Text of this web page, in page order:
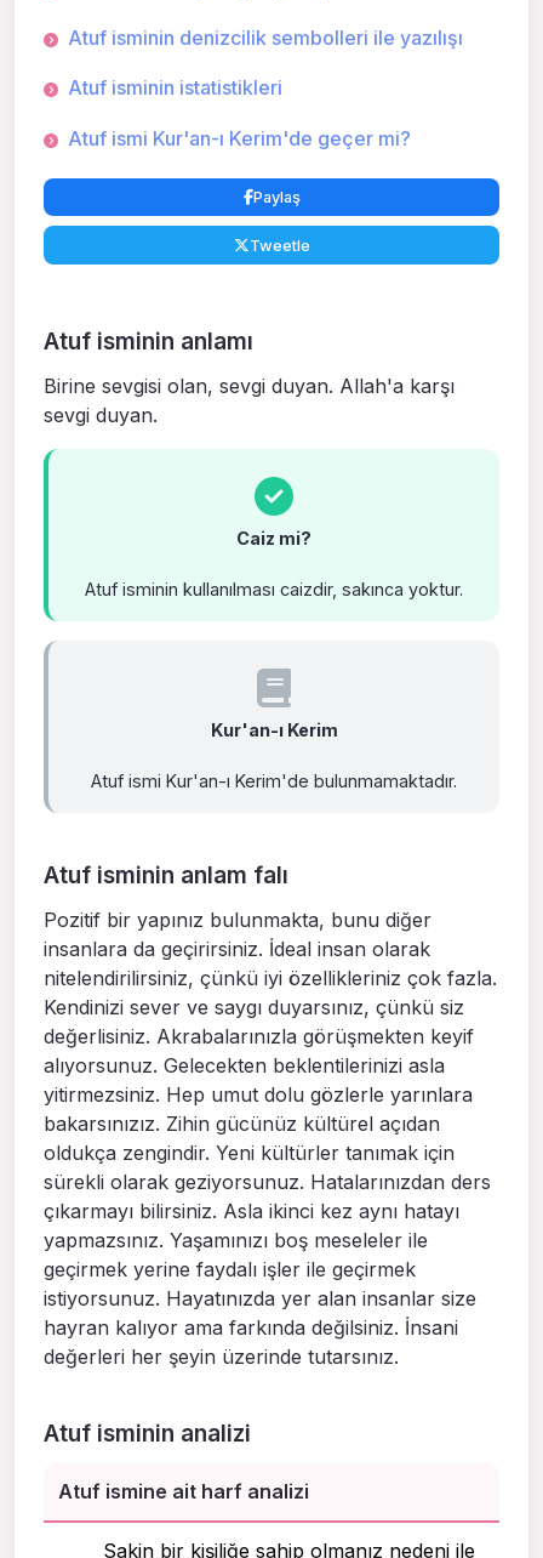
Atuf isminin denizcilik sembolleri ile yazılışı
Atuf isminin istatistikleri
Atuf ismi Kur'an-ı Kerim'de geçer mi?
Paylaş
Tweetle
Atuf isminin anlamı
Birine sevgisi olan, sevgi duyan. Allah'a karşı
sevgi du­yan.
Caiz mi?
Atuf isminin kullanılması caizdir, sakınca yoktur.
Kur'an-ı Kerim
Atuf ismi Kur'an-ı Kerim'de bulunmamaktadır.
Atuf isminin anlam falı
Pozitif bir yapınız bulunmakta, bunu diğer
insanlara da geçirirsiniz. İdeal insan olarak
nitelendirilirsiniz, çünkü iyi özellikleriniz çok fazla.
Kendinizi sever ve saygı duyarsınız, çünkü siz
değerlisiniz. Akrabalarınızla görüşmekten keyif
alıyorsunuz. Gelecekten beklentilerinizi asla
yitirmezsiniz. Hep umut dolu gözlerle yarınlara
bakarsınızız. Zihin gücünüz kültürel açıdan
oldukça zengindir. Yeni kültürler tanımak için
sürekli olarak geziyorsunuz. Hatalarınızdan ders
çıkarmayı bilirsiniz. Asla ikinci kez aynı hatayı
yapmazsınız. Yaşamınızı boş meseleler ile
geçirmek yerine faydalı işler ile geçirmek
istiyorsunuz. Hayatınızda yer alan insanlar size
hayran kalıyor ama farkında değilsiniz. İnsani
değerleri her şeyin üzerinde tutarsınız.
Atuf isminin analizi
Atuf ismine ait harf analizi
Sakin bir kişiliğe sahip olmanız nedeni ile